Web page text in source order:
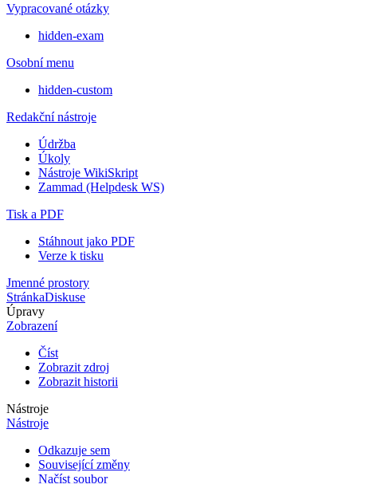
Vypracované otázky
hidden-exam
Osobní menu
hidden-custom
Redakční nástroje
Údržba
Úkoly
Nástroje WikiSkript
Zammad (Helpdesk WS)
Tisk a PDF
Stáhnout jako PDF
Verze k tisku
Jmenné prostory
StránkaDiskuse
Úpravy
Zobrazení
Číst
Zobrazit zdroj
Zobrazit historii
Nástroje
Nástroje
Odkazuje sem
Související změny
Načíst soubor